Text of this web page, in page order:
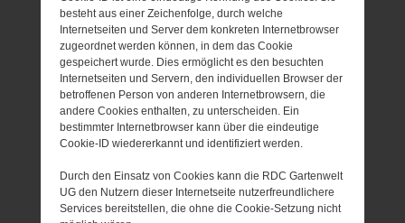
besteht aus einer Zeichenfolge, durch welche
Internetseiten und Server dem konkreten Internetbrowser
zugeordnet werden können, in dem das Cookie
gespeichert wurde. Dies ermöglicht es den besuchten
Internetseiten und Servern, den individuellen Browser der
betroffenen Person von anderen Internetbrowsern, die
andere Cookies enthalten, zu unterscheiden. Ein
bestimmter Internetbrowser kann über die eindeutige
Cookie-ID wiedererkannt und identifiziert werden.
Durch den Einsatz von Cookies kann die RDC Gartenwelt
UG den Nutzern dieser Internetseite nutzerfreundlichere
Services bereitstellen, die ohne die Cookie-Setzung nicht